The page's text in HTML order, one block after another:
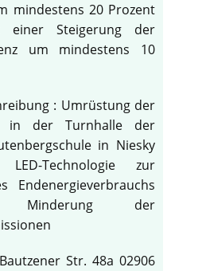
mindestens 20 Prozent
einer Steigerung der
um mindestens 10
: Umrüstung der
in der Turnhalle der
in Niesky
Technologie zur
Endenergieverbrauchs
der
Str. 48a 02906